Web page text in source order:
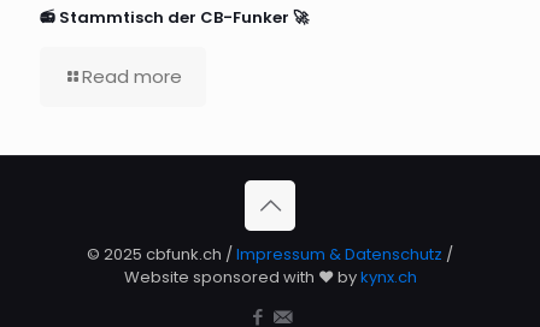
📻 Stammtisch der CB-Funker 🚀
Read more
© 2025 cbfunk.ch /Impressum & Datenschutz /
Website sponsored with ❤️ bykynx.ch